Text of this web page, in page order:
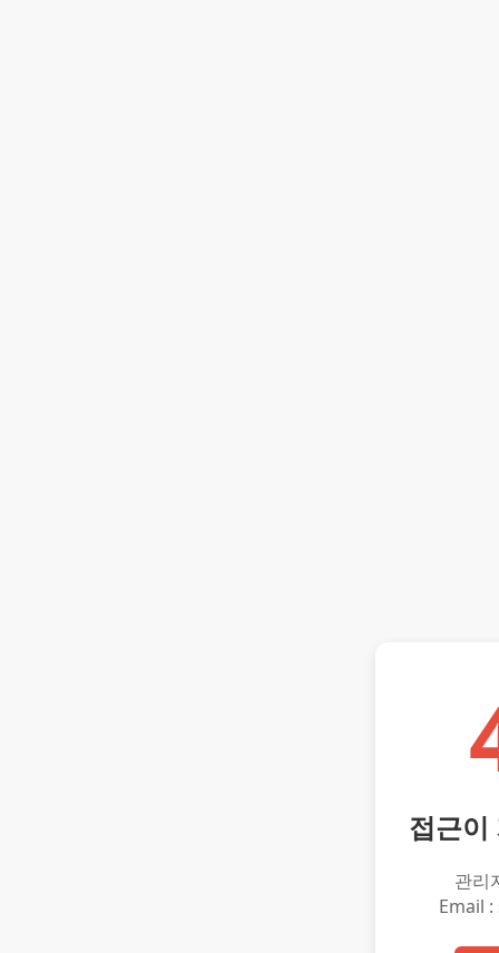
접근이
관리
Email